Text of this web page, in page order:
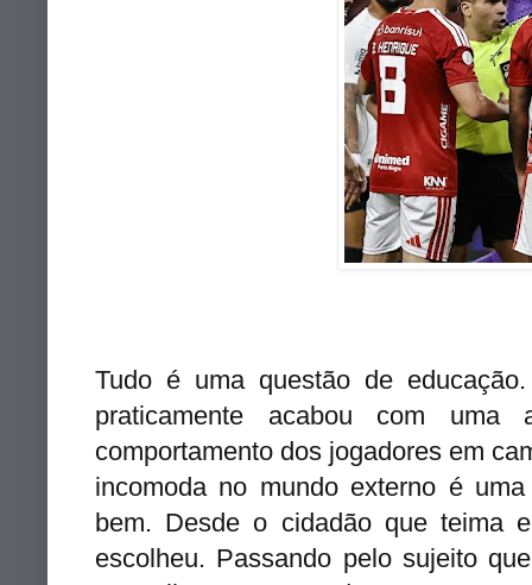
Tudo é uma questão de
praticamente acabou com uma
comportamento dos jogadores em
incomoda no mundo externo é
bem. Desde o cidadão que teima
escolheu. Passando pelo sujeito